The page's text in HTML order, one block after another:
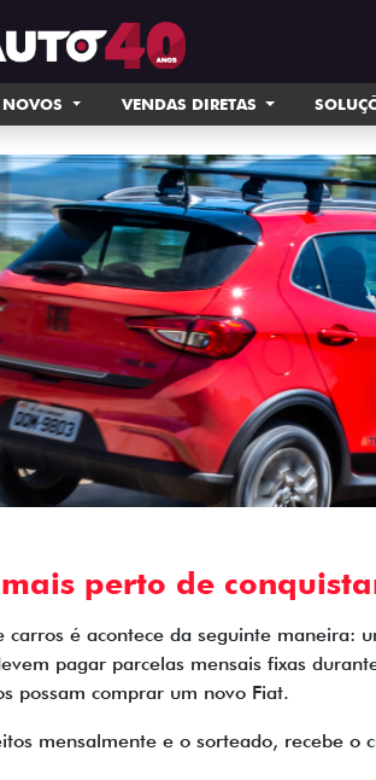
NOVOS VENDAS DIRETAS
mais perto de
carros é acontece da seguinte maneira:
pagar parcelas mensais fixas
possam comprar um novo Fiat.
mensalmente e o sorteado, recebe